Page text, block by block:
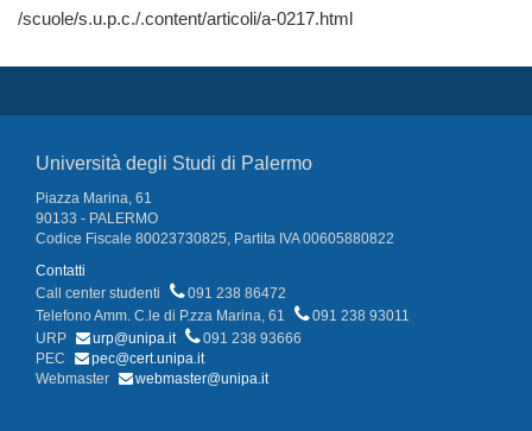
/scuole/s.u.p.c./.content/articoli/a-0217.html
Università degli Studi di Palermo
Piazza Marina, 61
90133 - PALERMO
Codice Fiscale 80023730825, Partita IVA 00605880822
Contatti
Call center studenti
091 238 86472
Telefono Amm. C.le di P.zza Marina, 61
091 238 93011
URP
urp@unipa.it
091 238 93666
PEC
pec@cert.unipa.it
Webmaster
webmaster@unipa.it